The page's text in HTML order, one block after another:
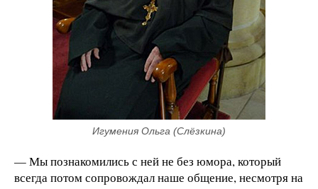
Игумения Ольга (Слёзкина)
— Мы познакомились с ней не без юмора, который
всегда потом сопровождал наше общение, несмотря на